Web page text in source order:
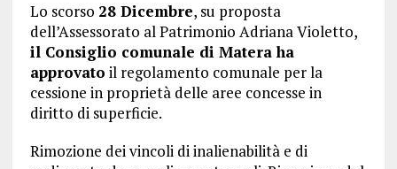
Lo scorso 28 Dicembre, su proposta
dell’Assessorato al Patrimonio Adriana Violetto,
il Consiglio comunale di Matera ha
approvato il regolamento comunale per la
cessione in proprietà delle aree concesse in
diritto di superficie.
Rimozione dei vincoli di inalienabilità e di